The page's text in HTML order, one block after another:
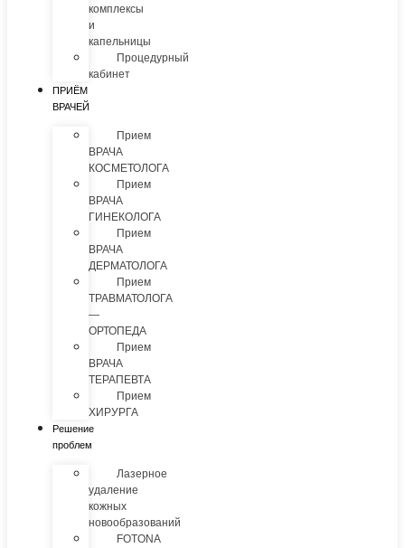
комплексы
и
капельницы
Процедурный
кабинет
ПРИЁМ
ВРАЧЕЙ
Прием
ВРАЧА
КОСМЕТОЛОГА
Прием
ВРАЧА
ГИНЕКОЛОГА
Прием
ВРАЧА
ДЕРМАТОЛОГА
Прием
ТРАВМАТОЛОГА
—
ОРТОПЕДА
Прием
ВРАЧА
ТЕРАПЕВТА
Прием
ХИРУРГА
Решение
проблем
Лазерное
удаление
кожных
новообразований
FOTONA